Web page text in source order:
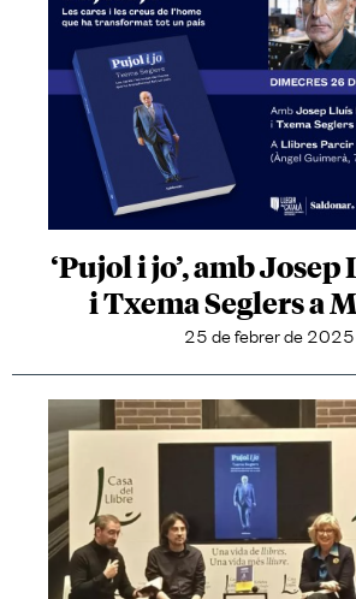
‘Pujol i jo’, amb
i Txema Seglers a
25 de febrer de 2025